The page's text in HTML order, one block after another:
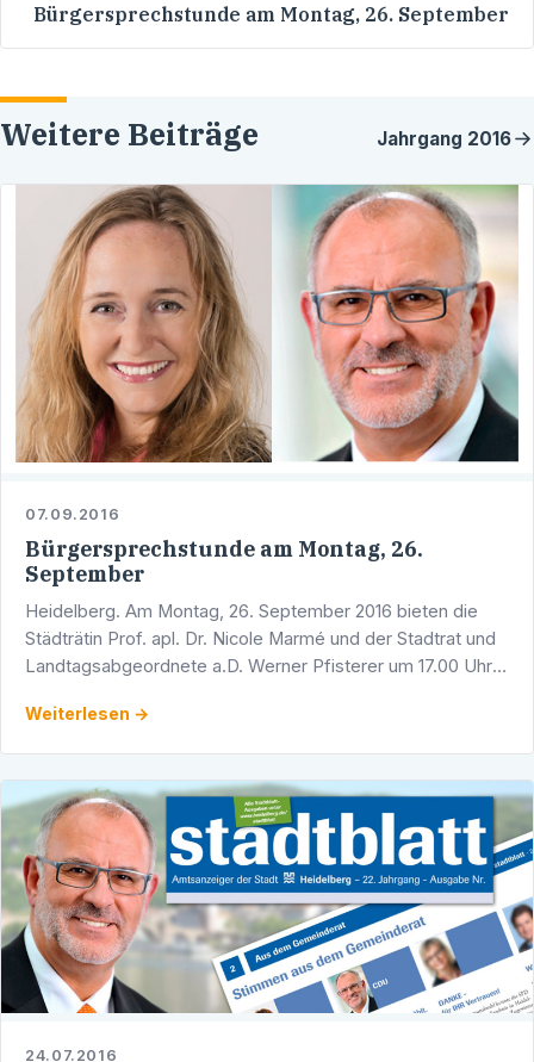
Bürgersprechstunde am Montag, 26. September
Weitere Beiträge Jahrgang 2016
07.09.2016
Bürgersprechstunde am Montag, 26.
September
Heidelberg. Am Montag, 26. September 2016 bieten die
Städträtin Prof. apl. Dr. Nicole Marmé und der Stadtrat und
Landtagsabgeordnete a.D. Werner Pfisterer um 17.00 Uhr
Weiterlesen →
24.07.2016